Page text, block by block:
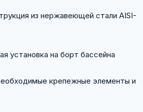
из нержавеющей стали AISI-
установка на борт бассейна
крепежные элементы и